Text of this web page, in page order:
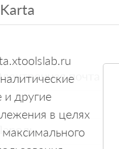
почта
другие
в целях